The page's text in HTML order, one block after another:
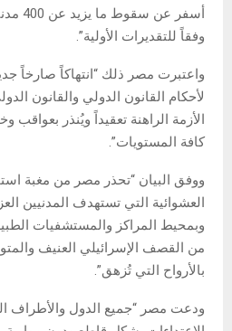
أسفر
وفقاً للتقديرات الأولية”.
واعتبرت مصر ذلك “انتهاكاً صارخاً
لأحكام القانون الدولي والقانون
الأزمة الراهنة تعقيداً ويُنذر
كافة المستويات”.
ووفق البيان “تحذر مصر من مغبة
العشوائية التي تستهدف المدنيين
وبمحيط المراكز والمستشفيات
من القصف الإسرائيلي العنيف
بالأرواح التي تُزهق”.
ودعت مصر “جميع الدول والأطراف